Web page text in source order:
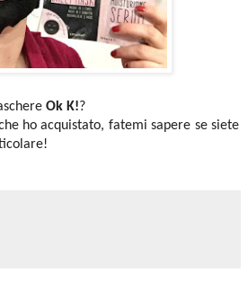
Ok K!?
ho acquistato, fatemi sapere se siete